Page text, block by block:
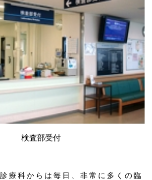
検査部受付
療科からは毎日、非常に多くの臨